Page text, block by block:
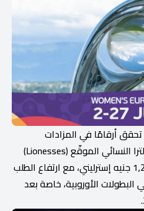
أرقامًا في المزادات
وصل سعر قميص منتخب إنجلترا النسائي الموقّع (Lionesses)
لعام 2022 إلى حوالي 1,249.99 جنيه إسترليني، مع ارتفاع الطلب
الأوروبية، خاصة بعد